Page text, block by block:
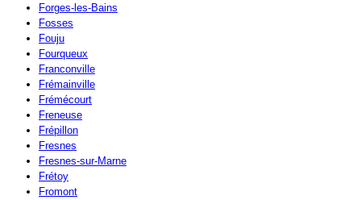
Forges-les-Bains
Fosses
Fouju
Fourqueux
Franconville
Frémainville
Frémécourt
Freneuse
Frépillon
Fresnes
Fresnes-sur-Marne
Frétoy
Fromont